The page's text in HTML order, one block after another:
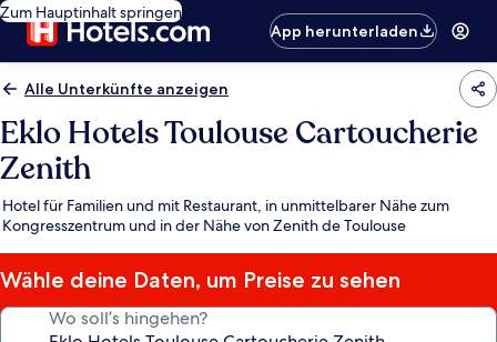
Zum Hauptinhalt springen
App herunterladen
Alle Unterkünfte anzeigen
Eklo Hotels Toulouse Cartoucherie
Zenith
Hotel für Familien und mit Restaurant, in unmittelbarer Nähe zum
Kongresszentrum und in der Nähe von Zenith de Toulouse
Wähle deine Daten, um Preise zu sehen
Wo soll’s hingehen?